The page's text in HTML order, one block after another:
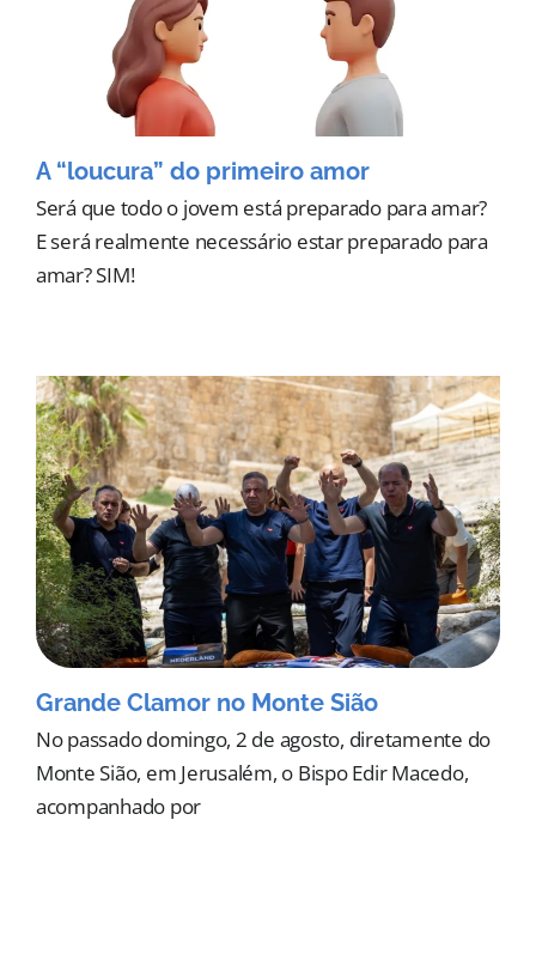
A “loucura” do primeiro amor
Será que todo o jovem está preparado para amar?
E será realmente necessário estar preparado para
amar? SIM!
Grande Clamor no Monte Sião
No passado domingo, 2 de agosto, diretamente do
Monte Sião, em Jerusalém, o Bispo Edir Macedo,
acompanhado por